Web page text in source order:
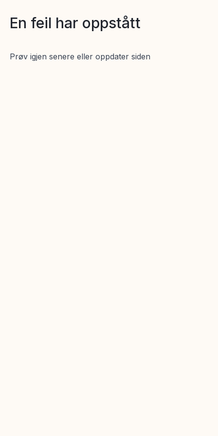
En feil har oppstått
Prøv igjen senere eller oppdater siden